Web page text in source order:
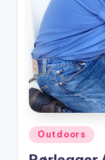
Posted
Outdoors